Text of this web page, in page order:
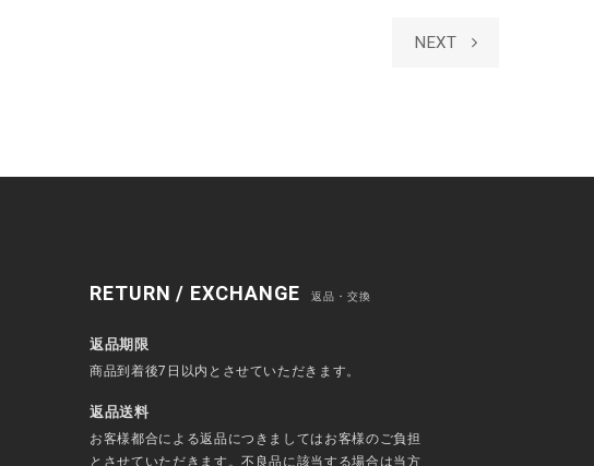
NEXT
RETURN / EXCHANGE 返品・交換
返品期限
商品到着後7日以内とさせていただきます。
返品送料
お客様都合による返品につきましてはお客様のご負担
とさせていただきます。不良品に該当する場合は当方